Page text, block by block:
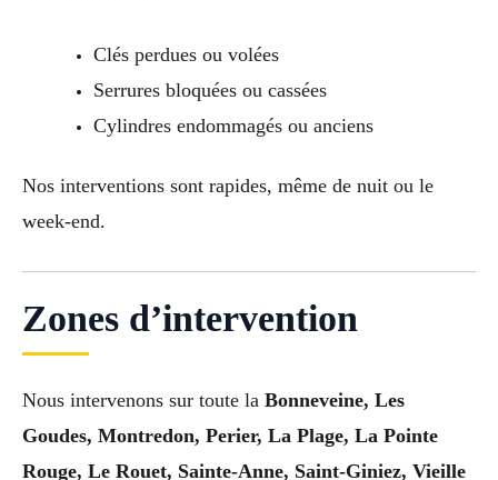
Clés perdues ou volées
Serrures bloquées ou cassées
Cylindres endommagés ou anciens
Nos interventions sont rapides, même de nuit ou le
week-end.
Zones d’intervention
Nous intervenons sur toute la Bonneveine, Les
Goudes, Montredon, Perier, La Plage, La Pointe
Rouge, Le Rouet, Sainte-Anne, Saint-Giniez, Vieille